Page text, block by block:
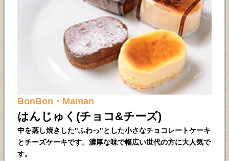
BonBon・Maman
はんじゅく(チョコ&チーズ)
中を蒸し焼きした"ふわっ"とした小さなチョコレートケーキ
とチーズケーキです。濃厚な味で幅広い世代の方に大人気で
す。